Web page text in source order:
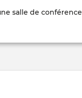
principal
salle de conférence